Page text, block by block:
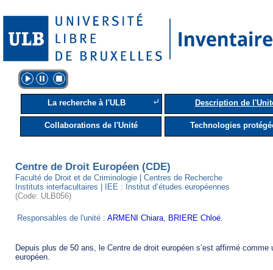
La recherche à l'ULB ⤶ Description de
Collaborations de l'Unité Technologies
Centre de Droit Européen (CDE)
Faculté de Droit et de Criminologie | Centres de Recherche
Instituts interfacultaires | IEE : Institut d’études européennes
(Code: ULB056)
Responsables de l'unité : ARMENI Chiara BRIERE Chloé
Depuis plus de 50 ans, le Centre de droit européen s’est affirmé
européen.